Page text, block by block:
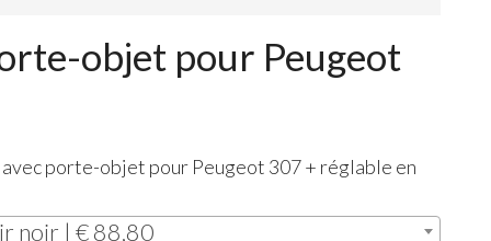
objet pour Peugeot
porte-objet pour Peugeot 307 + réglable en
noir | € 88,80